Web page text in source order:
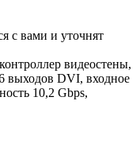
с вами и уточнят
видеостены,
выходов DVI, входное
10,2 Gbps,